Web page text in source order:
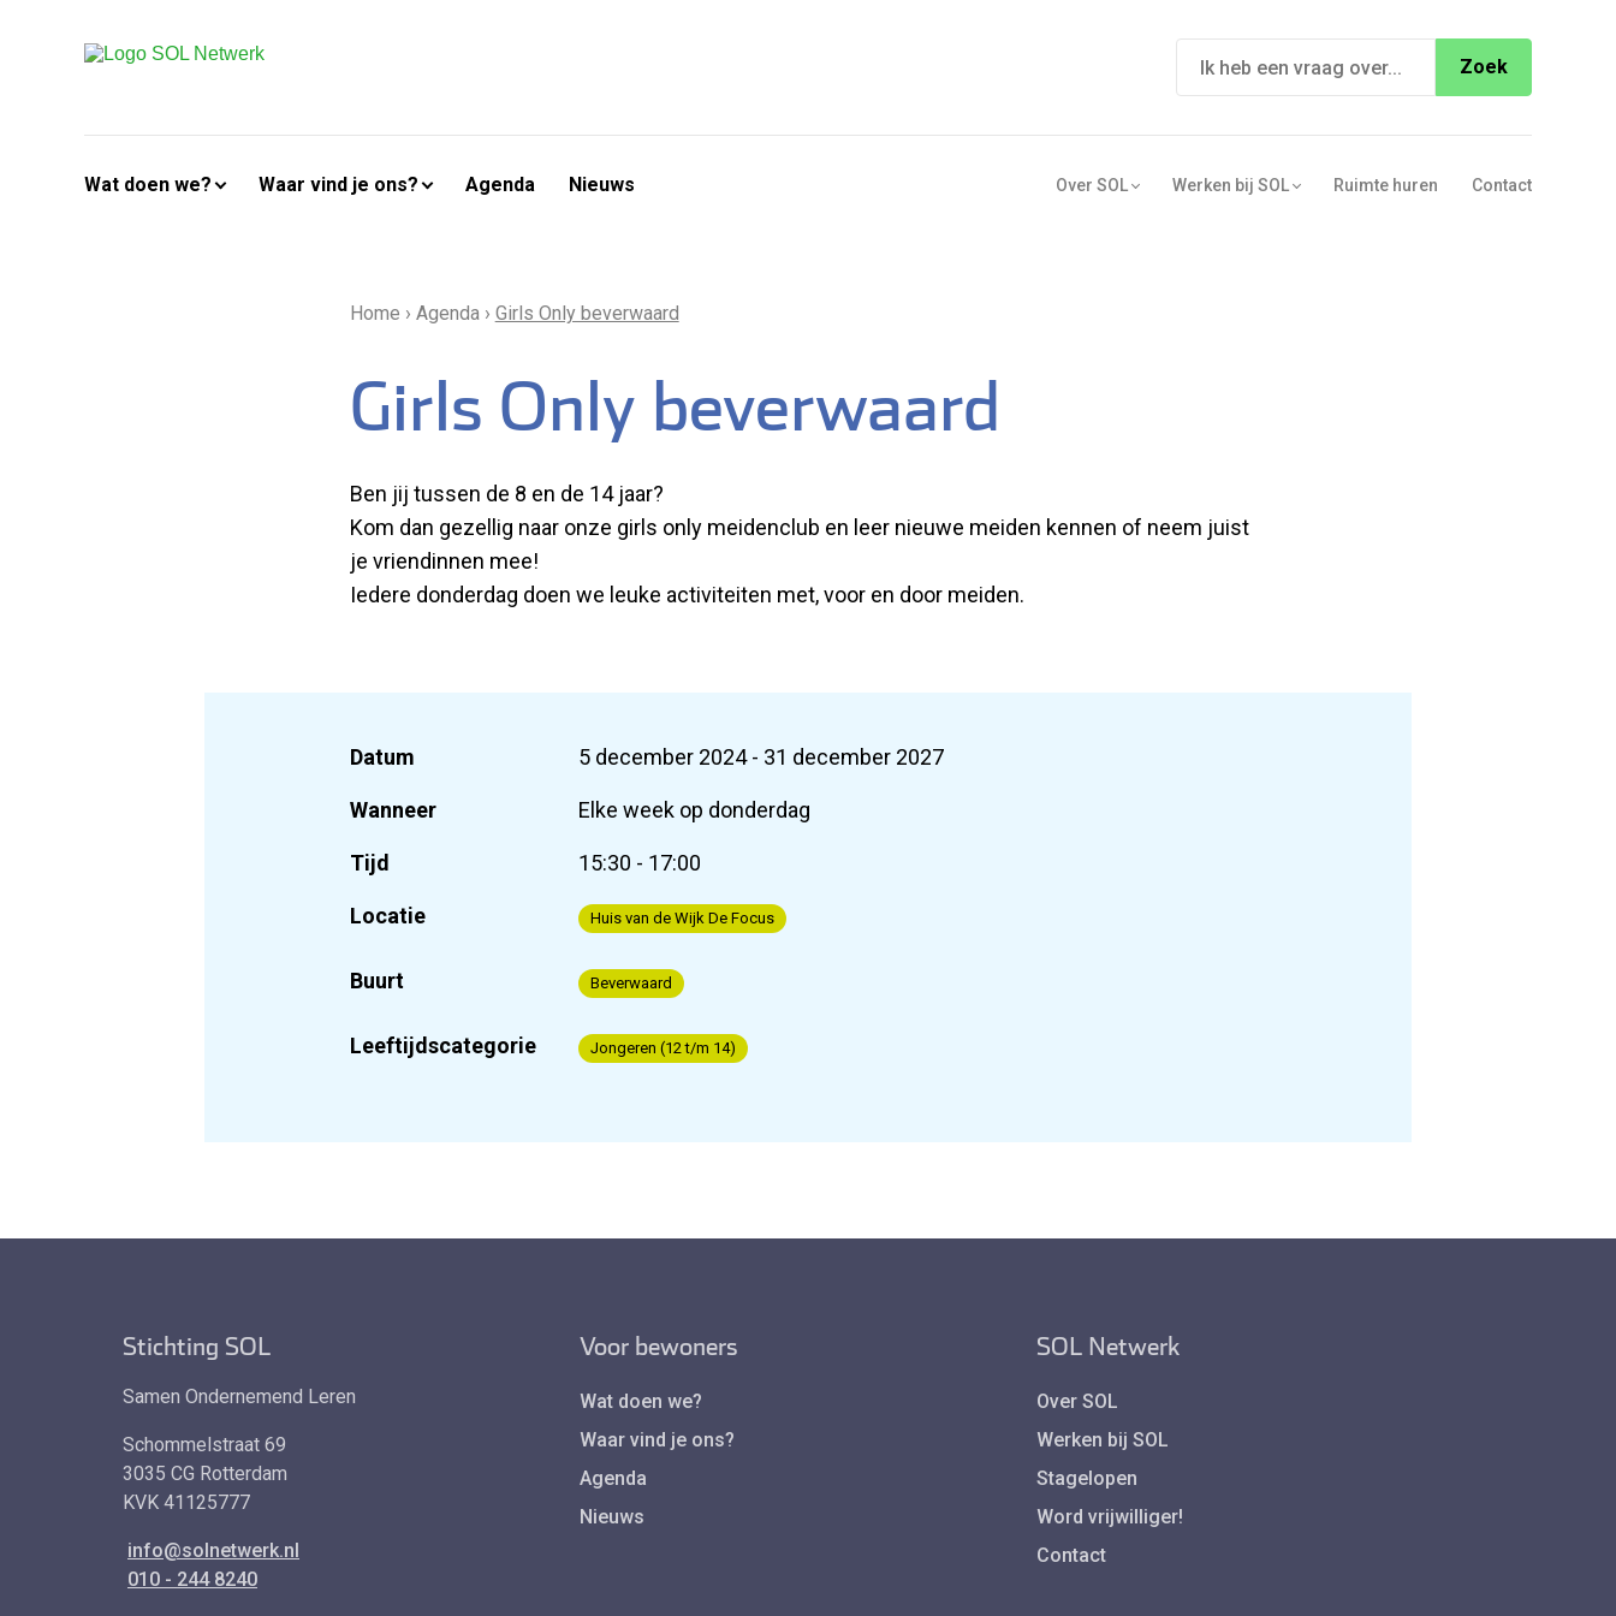
Home › Agenda› Girls Only beverwaard
Girls Only beverwaard
Ben jij tussen de 8 en de 14 jaar?
Kom dan gezellig naar onze girls only meidenclub en leer nieuwe meiden kennen of neem juist
je vriendinnen mee!
Iedere donderdag doen we leuke activiteiten met, voor en door meiden.
Datum 5 december 2024 - 31 december 2027
Wanneer Elke week op donderdag
Tijd 15:30 - 17:00
Locatie Huis van de Wijk De Focus
Buurt Beverwaard
Leeftijdscategorie Jongeren (12 t/m 14)
Wat doen we? Waar vind je ons? Agenda Nieuws Over SOL Werken bij SOL Ruimte huren Contact
Stichting SOL
Samen Ondernemend Leren
Schommelstraat 69
3035 CG Rotterdam
KVK 41125777
info@solnetwerk.nl
010 - 244 8240
Voor bewoners
Wat doen we?
Waar vind je ons?
Agenda
Nieuws
SOL Netwerk
Over SOL
Werken bij SOL
Stagelopen
Word vrijwilliger!
Contact